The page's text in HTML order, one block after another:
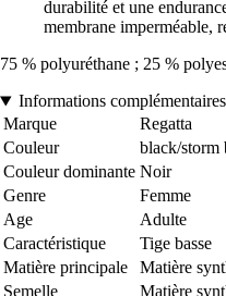
durabilité et une
membrane imperméable,
75 % polyuréthane ; 25 %
Informations complémentaires
Marque
Regatta
Couleur
black/storm
Couleur dominante Noir
Genre
Femme
Age
Adulte
Caractéristique
Tige basse
Matière principale
Matière
Semelle
Matière